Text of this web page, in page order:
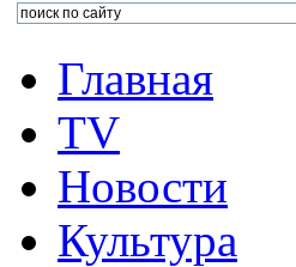
Главная
TV
Новости
Культура